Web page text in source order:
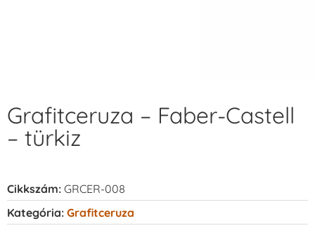
Grafitceruza – Faber-Castell
– türkiz
Cikkszám: GRCER-008
Kategória: Grafitceruza